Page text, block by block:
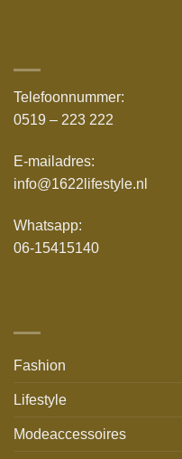
Telefoonnummer:
0519 – 223 222
E-mailadres:
info@1622lifestyle.nl
Whatsapp:
06-15415140
Fashion
Lifestyle
Modeaccessoires